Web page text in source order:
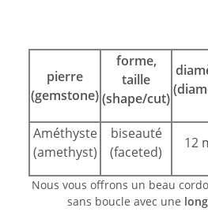
pierre
(gemstone)
forme,
taille
(shape/cut)
Améthyste
(amethyst)
biseauté
(faceted)
12
Nous vous offrons un beau
sans boucle avec une